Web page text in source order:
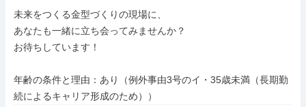
未来をつくる金型づくりの現場に、
あなたも一緒に立ち会ってみませんか？
お待ちしています！
年齢の条件と理由：あり（例外事由3号のイ・35歳未満（長期勤
続によるキャリア形成のため））